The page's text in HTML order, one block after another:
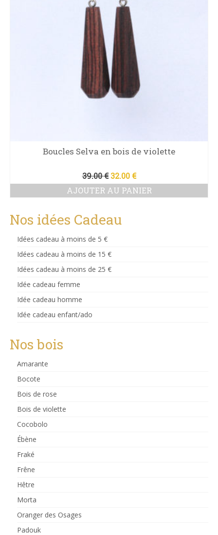
Boucles Selva en bois de violette
39.00€ Le
prix
initial
32.00 €Le
prix
actuel
AJOUTER AU PANIER
Nos idées Cadeau
Idées cadeau à moins de 5 €
Idées cadeau à moins de 15 €
Idées cadeau à moins de 25 €
Idée cadeau femme
Idée cadeau homme
Idée cadeau enfant/ado
Nos bois
Amarante
Bocote
Bois de rose
Bois de violette
Cocobolo
Ébène
Fraké
Frêne
Hêtre
Morta
Oranger des Osages
Padouk